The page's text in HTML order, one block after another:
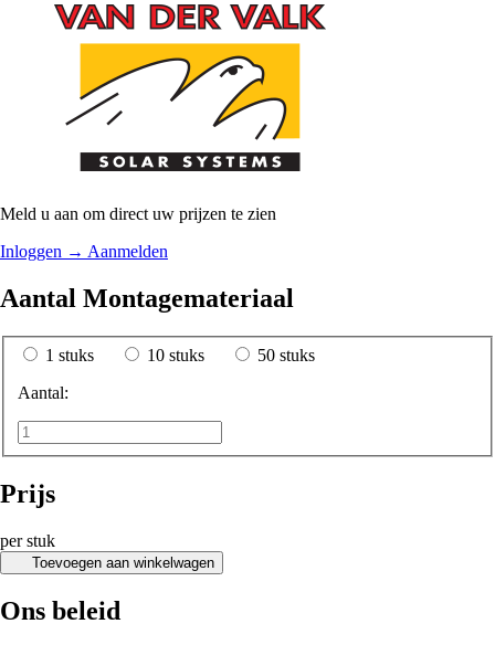
Meld u aan om direct uw prijzen te zien
Inloggen → Aanmelden
Aantal Montagemateriaal
1 stuks 10 stuks
50 stuks
Aantal:
Prijs
per stuk
Toevoegen aan winkelwagen
Ons beleid